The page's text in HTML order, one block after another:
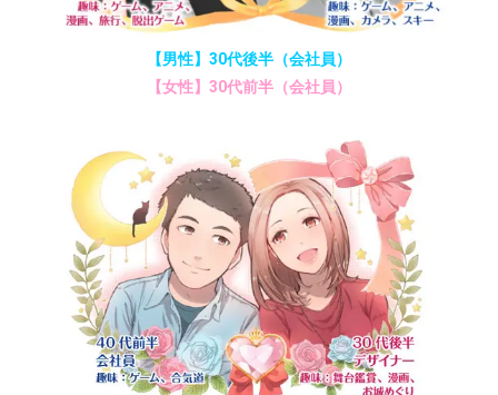
【男性】30代後半（会社員）
【女性】30代前半（会社員）